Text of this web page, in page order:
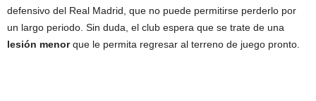
defensivo del Real Madrid, que no puede permitirse perderlo por
un largo periodo. Sin duda, el club espera que se trate de una
lesión menorque le permita regresar al terreno de juego pronto.